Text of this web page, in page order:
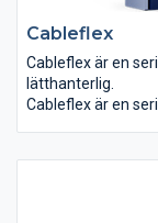
Cableflex
Cableflex är en
lätthanterlig.
Cableflex är en